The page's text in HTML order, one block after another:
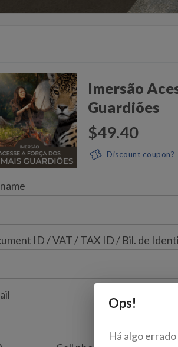
Imersão
Guardiões
$49.40
Discount coupon?
ID / VAT / TAX ID / Bil. de
Ops!
Há algo